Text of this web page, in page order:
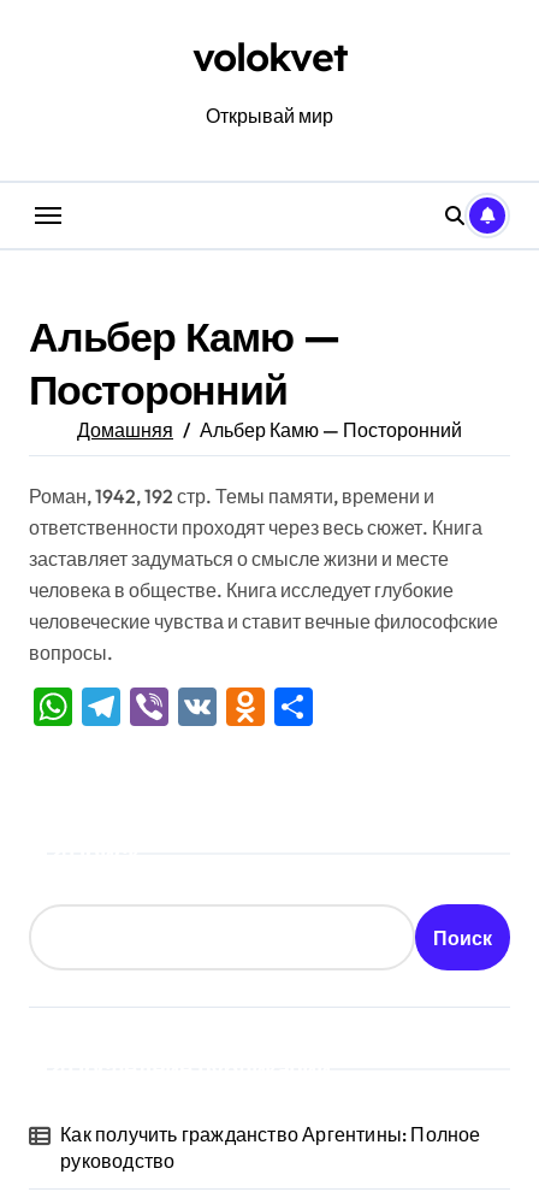
volokvet
Открывай мир
Альбер Камю —
Посторонний
Домашняя Альбер Камю — Посторонний
Роман, 1942, 192 стр. Темы памяти, времени и
ответственности проходят через весь сюжет. Книга
заставляет задуматься о смысле жизни и месте
человека в обществе. Книга исследует глубокие
человеческие чувства и ставит вечные философские
вопросы.
WhatsApp
Telegram
Viber
VK Odnoklassniki
Поиск
Как получить гражданство Аргентины: Полное
руководство